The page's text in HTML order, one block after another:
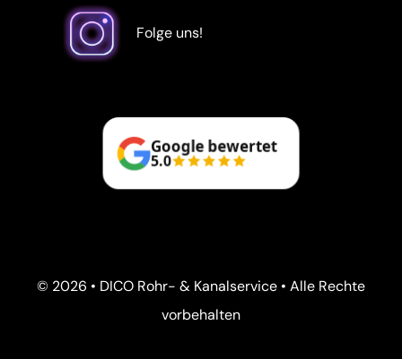
Folge uns!
Google bewertet
5.0
© 2026 • DICO Rohr- & Kanalservice • Alle Rechte
vorbehalten